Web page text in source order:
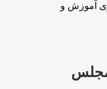
آموزش و
مجلس